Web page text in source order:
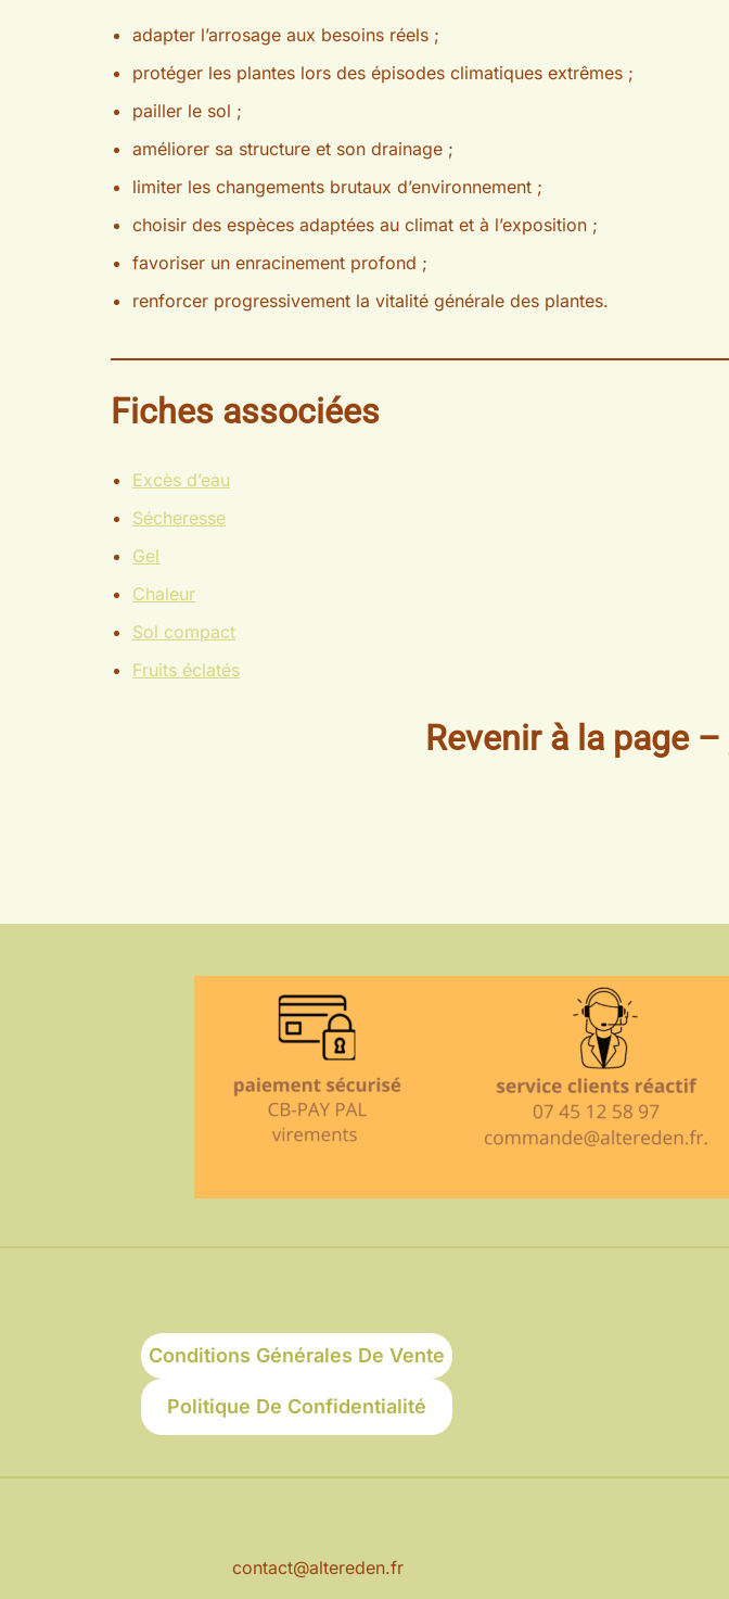
adapter l’arrosage aux besoins réels ;
protéger les plantes lors des épisodes climatiques extrêmes ;
pailler le sol ;
améliorer sa structure et son drainage ;
limiter les changements brutaux d’environnement ;
choisir des espèces adaptées au climat et à l’exposition ;
favoriser un enracinement profond ;
renforcer progressivement la vitalité générale des plantes.
Fiches associées
Excès d’eau
Sécheresse
Gel
Chaleur
Sol compact
Fruits éclatés
Revenir à la page –
Conditions Générales De Vente
Politique De Confidentialité
contact@altereden.fr